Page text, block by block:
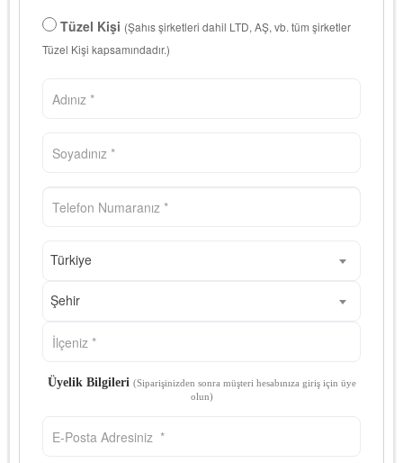
Tüzel Kişi (Şahıs şirketleri dahil LTD, AŞ, vb. tüm şirketler
Tüzel Kişi kapsamındadır.)
Türkiye
Şehir
Üyelik Bilgileri (Siparişinizden sonra müşteri hesabınıza giriş için üye
olun)